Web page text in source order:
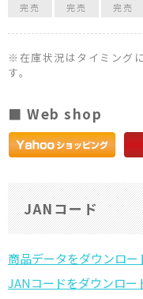
完売
完売
完売
※在庫状況はタイミング
す。
■ Web shop
JANコード